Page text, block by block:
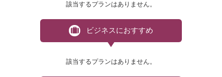
該当するプランはありません。
ビジネスにおすすめ
該当するプランはありません。